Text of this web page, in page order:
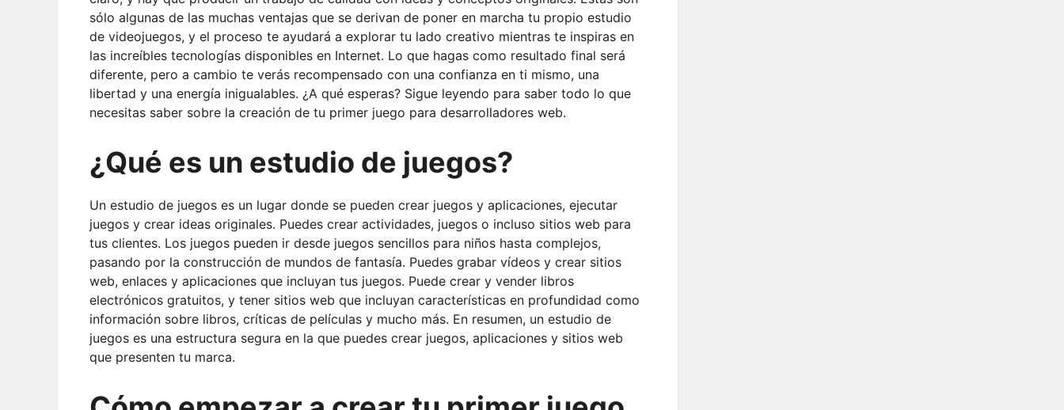
sólo algunas de las muchas ventajas que se derivan de poner en marcha tu propio estudio
de videojuegos, y el proceso te ayudará a explorar tu lado creativo mientras te inspiras en
las increíbles tecnologías disponibles en Internet. Lo que hagas como resultado final será
diferente, pero a cambio te verás recompensado con una confianza en ti mismo, una
libertad y una energía inigualables. ¿A qué esperas? Sigue leyendo para saber todo lo que
necesitas saber sobre la creación de tu primer juego para desarrolladores web.
¿Qué es un estudio de juegos?
Un estudio de juegos es un lugar donde se pueden crear juegos y aplicaciones, ejecutar
juegos y crear ideas originales. Puedes crear actividades, juegos o incluso sitios web para
tus clientes. Los juegos pueden ir desde juegos sencillos para niños hasta complejos,
pasando por la construcción de mundos de fantasía. Puedes grabar vídeos y crear sitios
web, enlaces y aplicaciones que incluyan tus juegos. Puede crear y vender libros
electrónicos gratuitos, y tener sitios web que incluyan características en profundidad como
información sobre libros, críticas de películas y mucho más. En resumen, un estudio de
juegos es una estructura segura en la que puedes crear juegos, aplicaciones y sitios web
que presenten tu marca.